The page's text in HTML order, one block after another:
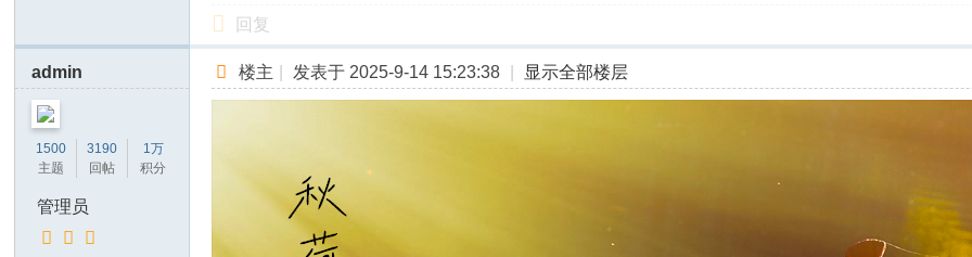
回复
admin
1500
主题
3190
回帖
1万
积分
管理员
楼主 发表于 2025-9-14 15:23:38 显示全部楼层